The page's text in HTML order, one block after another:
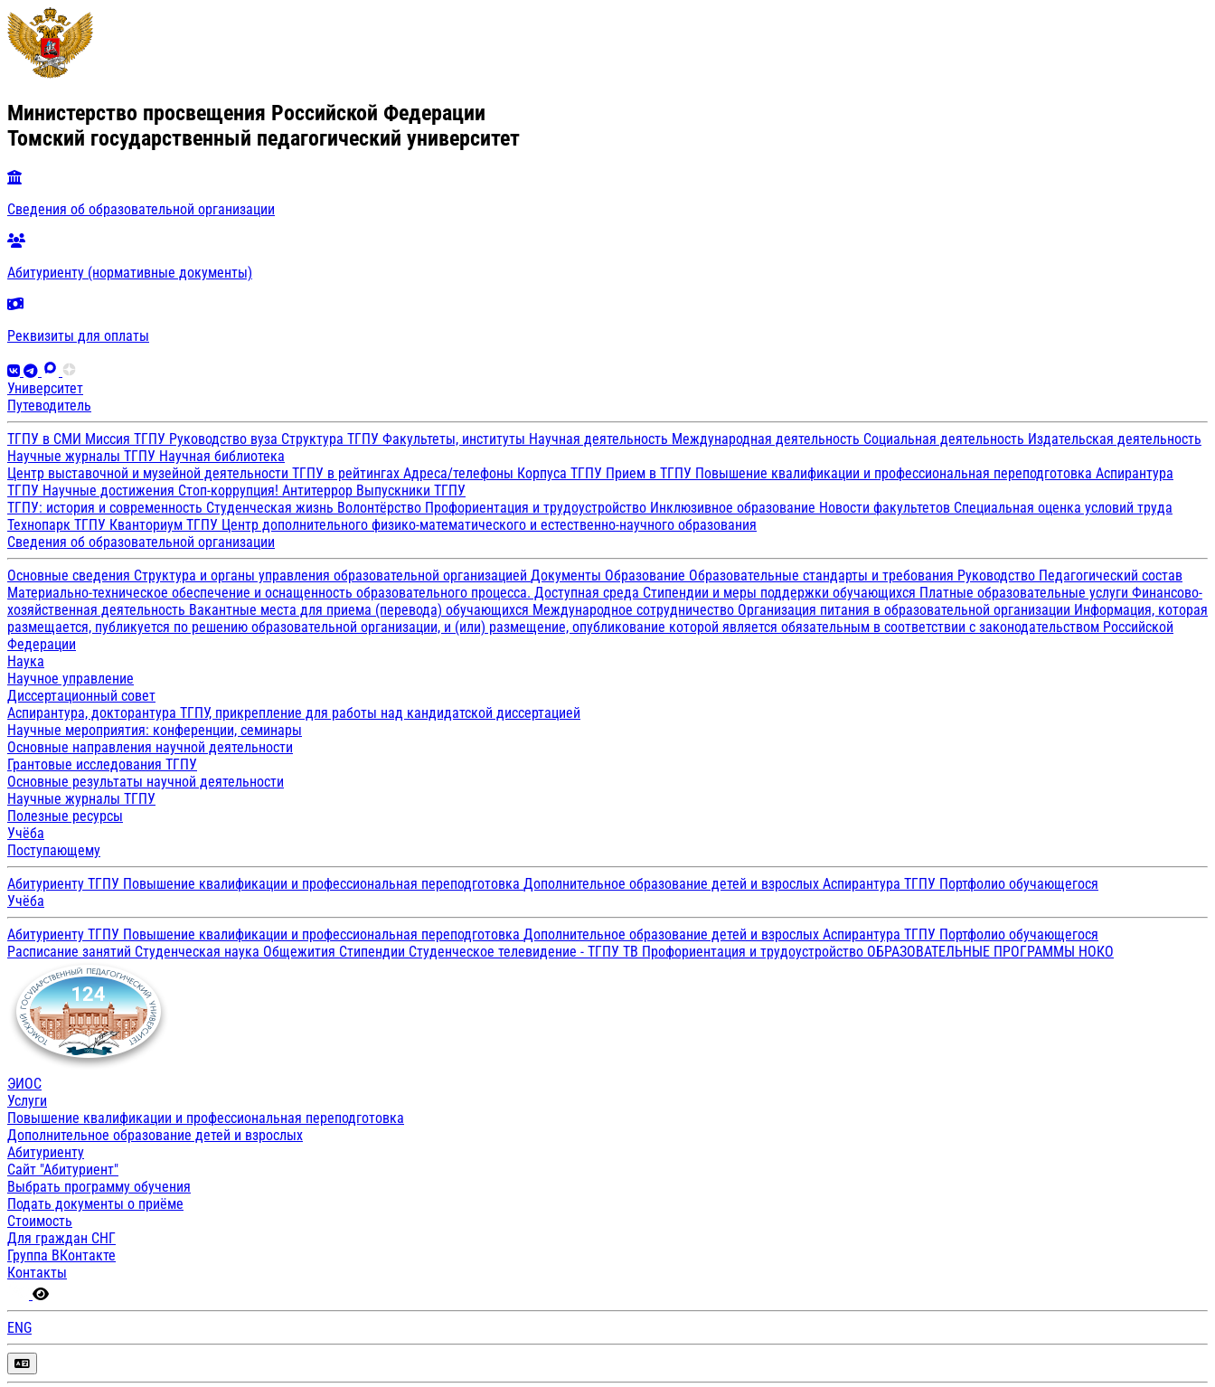
Министерство просвещения Российской Федерации
Томский государственный педагогический университет
Сведения об образовательной организации
Абитуриенту (нормативные документы)
Реквизиты для оплаты
Университет
Путеводитель
ТГПУ в СМИ Миссия ТГПУ Руководство вуза Структура ТГПУ Факультеты, институты Научная деятельность Международная деятельность Социальная деятельность Издательская деятельность
Научные журналы ТГПУ Научная библиотека
Центр выставочной и музейной деятельности ТГПУ в рейтингах Адреса/телефоны Корпуса ТГПУ Прием в ТГПУ Повышение квалификации и профессиональная переподготовка Аспирантура
ТГПУ Научные достижения Стоп-коррупция! Антитеррор Выпускники ТГПУ
ТГПУ: история и современность Студенческая жизнь Волонтёрство Профориентация и трудоустройство Инклюзивное образование Новости факультетов Специальная оценка условий труда
Технопарк ТГПУ Кванториум ТГПУ Центр дополнительного физико-математического и естественно-научного образования
Сведения об образовательной организации
Основные сведения Структура и органы управления образовательной организацией Документы Образование Образовательные стандарты и требования Руководство Педагогический состав
Материально-техническое обеспечение и оснащенность образовательного процесса. Доступная среда Стипендии и меры поддержки обучающихся Платные образовательные услуги Финансово-
хозяйственная деятельность Вакантные места для приема (перевода) обучающихся Международное сотрудничество Организация питания в образовательной организации Информация, которая
размещается, публикуется по решению образовательной организации, и (или) размещение, опубликование которой является обязательным в соответствии с законодательством Российской
Федерации
Наука
Научное управление
Диссертационный совет
Аспирантура, докторантура ТГПУ, прикрепление для работы над кандидатской диссертацией
Научные мероприятия: конференции, семинары
Основные направления научной деятельности
Грантовые исследования ТГПУ
Основные результаты научной деятельности
Научные журналы ТГПУ
Полезные ресурсы
Учёба
Поступающему
Абитуриенту ТГПУ Повышение квалификации и профессиональная переподготовка Дополнительное образование детей и взрослых Аспирантура ТГПУ Портфолио обучающегося
Учёба
Абитуриенту ТГПУ Повышение квалификации и профессиональная переподготовка Дополнительное образование детей и взрослых Аспирантура ТГПУ Портфолио обучающегося
Расписание занятий Студенческая наука Общежития Стипендии Студенческое телевидение - ТГПУ ТВ Профориентация и трудоустройство ОБРАЗОВАТЕЛЬНЫЕ ПРОГРАММЫ НОКО
ЭИОС
Услуги
Повышение квалификации и профессиональная переподготовка
Дополнительное образование детей и взрослых
Абитуриенту
Сайт "Абитуриент"
Выбрать программу обучения
Подать документы о приёме
Стоимость
Для граждан СНГ
Группа ВКонтакте
Контакты
ENG